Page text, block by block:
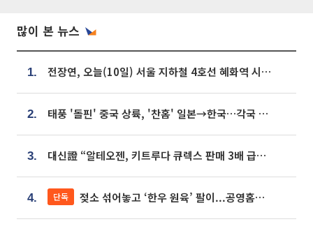
많이 본 뉴스
1. 전장연, 오늘(10일) 서울 지하철 4호선 혜화역 시위…1호선 용산역 무정차
2. 태풍 '돌핀' 중국 상륙, '찬홈' 일본→한국…각국 기상청 예상 경로는?
3. 대신證 “알테오젠, 키트루다 큐렉스 판매 3배 급증…목표가 41만원 상향”
4. 단독 젖소 섞어놓고 ‘한우 원육’ 팔이...공영홈쇼핑 표기·검증 구멍